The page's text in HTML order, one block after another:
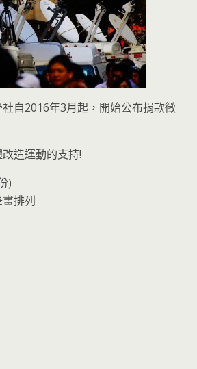
自2016年3月起，開始公布捐款徵
造運動的支持!
)
排列